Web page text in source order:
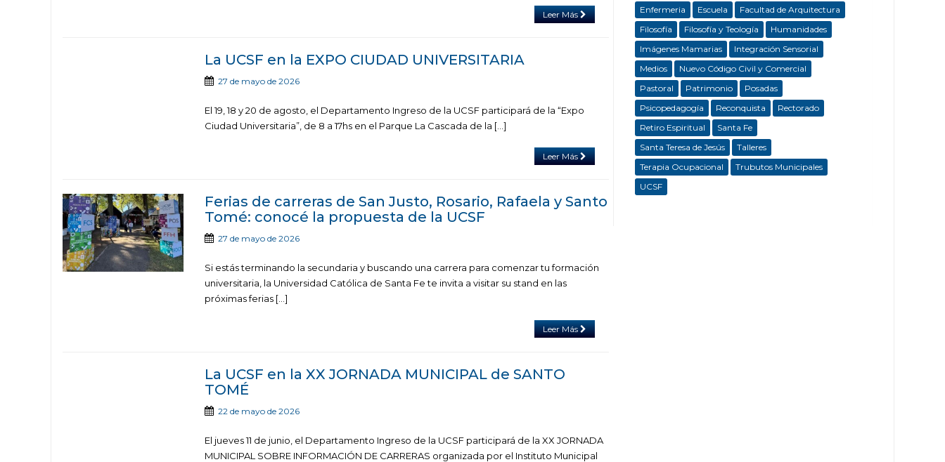
Leer Más
La UCSF en la EXPO CIUDAD UNIVERSITARIA
27 de mayo de 2026
El 19, 18 y 20 de agosto, el Departamento Ingreso de la UCSF participará de la “Expo
Ciudad Universitaria”, de 8 a 17hs en el Parque La Cascada de la […]
Leer Más
Ferias de carreras de San Justo, Rosario, Rafaela y Santo
Tomé: conocé la propuesta de la UCSF
27 de mayo de 2026
Si estás terminando la secundaria y buscando una carrera para comenzar tu formación
universitaria, la Universidad Católica de Santa Fe te invita a visitar su stand en las
próximas ferias […]
Leer Más
La UCSF en la XX JORNADA MUNICIPAL de SANTO
TOMÉ
22 de mayo de 2026
El jueves 11 de junio, el Departamento Ingreso de la UCSF participará de la XX JORNADA
MUNICIPAL SOBRE INFORMACIÓN DE CARRERAS organizada por el Instituto Municipal
Enfermeria
Escuela
Facultad de Arquitectura
Filosofía
Filosofía y Teología
Humanidades
Imágenes Mamarias
Integración Sensorial
Medios
Nuevo Código Civil y Comercial
Pastoral
Patrimonio
Posadas
Psicopedagogía
Reconquista
Rectorado
Retiro Espiritual
Santa Fe
Santa Teresa de Jesús
Talleres
Terapia Ocupacional
Trubutos Municipales
UCSF